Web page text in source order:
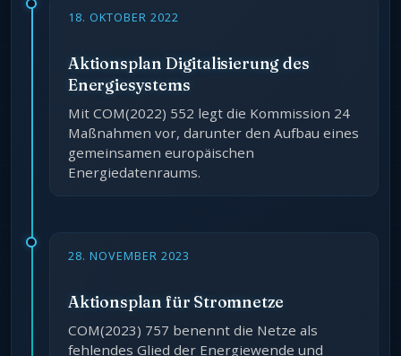
18. OKTOBER 2022
Aktionsplan Digitalisierung des
Energiesystems
Mit COM(2022) 552 legt die Kommission 24
Maßnahmen vor, darunter den Aufbau eines
gemeinsamen europäischen
Energiedatenraums.
28. NOVEMBER 2023
Aktionsplan für Stromnetze
COM(2023) 757 benennt die Netze als
fehlendes Glied der Energiewende und